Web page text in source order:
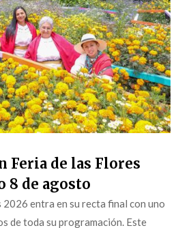
Feria de las Flores
8 de agosto
2026 entra en su recta final con uno
de toda su programación. Este